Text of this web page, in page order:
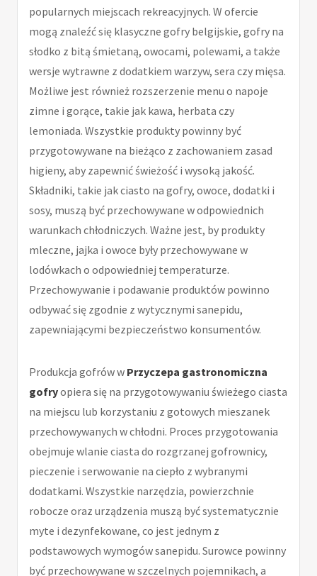
popularnych miejscach rekreacyjnych. W ofercie
mogą znaleźć się klasyczne gofry belgijskie, gofry na
słodko z bitą śmietaną, owocami, polewami, a także
wersje wytrawne z dodatkiem warzyw, sera czy mięsa.
Możliwe jest również rozszerzenie menu o napoje
zimne i gorące, takie jak kawa, herbata czy
lemoniada. Wszystkie produkty powinny być
przygotowywane na bieżąco z zachowaniem zasad
higieny, aby zapewnić świeżość i wysoką jakość.
Składniki, takie jak ciasto na gofry, owoce, dodatki i
sosy, muszą być przechowywane w odpowiednich
warunkach chłodniczych. Ważne jest, by produkty
mleczne, jajka i owoce były przechowywane w
lodówkach o odpowiedniej temperaturze.
Przechowywanie i podawanie produktów powinno
odbywać się zgodnie z wytycznymi sanepidu,
zapewniającymi bezpieczeństwo konsumentów.
Produkcja gofrów w Przyczepa gastronomiczna
gofryopiera się na przygotowywaniu świeżego ciasta
na miejscu lub korzystaniu z gotowych mieszanek
przechowywanych w chłodni. Proces przygotowania
obejmuje wlanie ciasta do rozgrzanej gofrownicy,
pieczenie i serwowanie na ciepło z wybranymi
dodatkami. Wszystkie narzędzia, powierzchnie
robocze oraz urządzenia muszą być systematycznie
myte i dezynfekowane, co jest jednym z
podstawowych wymogów sanepidu. Surowce powinny
być przechowywane w szczelnych pojemnikach, a